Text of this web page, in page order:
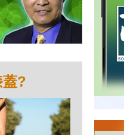
蓋?